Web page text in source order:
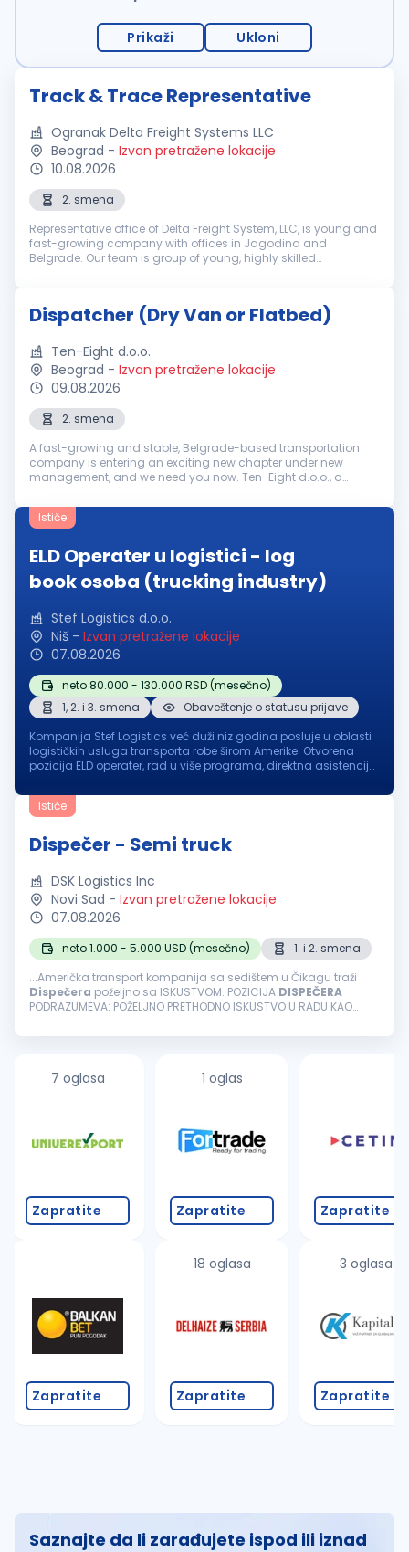
Prikaži Ukloni
Track & Trace Representative
Ogranak Delta Freight Systems LLC
Beograd - Izvan pretražene lokacije
10.08.2026
2. smena
Representative office of Delta Freight System, LLC, is young and
fast-growing company with offices in Jagodina and
Belgrade. Our team is group of young, highly skilled
Dispatcher (Dry Van or Flatbed)
Ten-Eight d.o.o.
Beograd - Izvan pretražene lokacije
09.08.2026
2. smena
A fast-growing and stable, Belgrade-based transportation
company is entering an exciting new chapter under new
management, and we need you now. Ten-Eight d.o.o., a
its team and is currently s...
Ističe
ELD Operater u logistici - log
book osoba (trucking industry)
Stef Logistics d.o.o.
Niš - Izvan pretražene lokacije
07.08.2026
neto 80.000 - 130.000 RSD (mesečno)
1, 2. i 3. smena
Obaveštenje o statusu prijave
Kompanija Stef Logistics već duži niz godina posluje u oblasti
logističkih usluga transporta robe širom Amerike. Otvorena
pozicija ELD operater, rad u više programa, direktna asistencija
ELD ...
Ističe
Dispečer - Semi truck
DSK Logistics Inc
Novi Sad - Izvan pretražene lokacije
07.08.2026
neto 1.000 - 5.000 USD (mesečno)
1. i 2. smena
...Američka transport kompanija sa sedištem u Čikagu traži
Dispečera poželjno sa ISKUSTVOM. POZICIJA DISPEČERA
PODRAZUMEVA: POŽELJNO PRETHODNO ISKUSTVO U RADU KAO
kancelarije u NOVOM SADU...
7 oglasa
Zapratite
Zapratite
1 oglas
Zapratite
18 oglasa
Zapratite
Zapratite
3 oglasa
Zapratite
Saznajte da li zarađujete ispod ili iznad